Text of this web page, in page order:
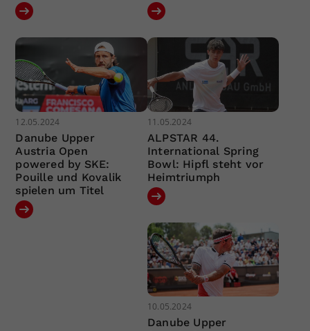
12.05.2024
Danube Upper
Austria Open
powered by SKE:
Pouille und Kovalik
spielen um Titel
11.05.2024
ALPSTAR 44.
International Spring
Bowl: Hipfl steht vor
Heimtriumph
10.05.2024
Danube Upper